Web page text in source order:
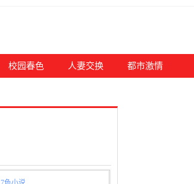
校园春色 人妻交换 都市激情